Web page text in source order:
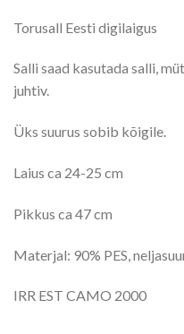
Torusall Eesti digilaigus
Salli saad kasutada salli,
juhtiv.
Üks suurus sobib kõigile.
Laius ca 24-25 cm
Pikkus ca 47 cm
Materjal: 90% PES,
IRR EST CAMO 2000